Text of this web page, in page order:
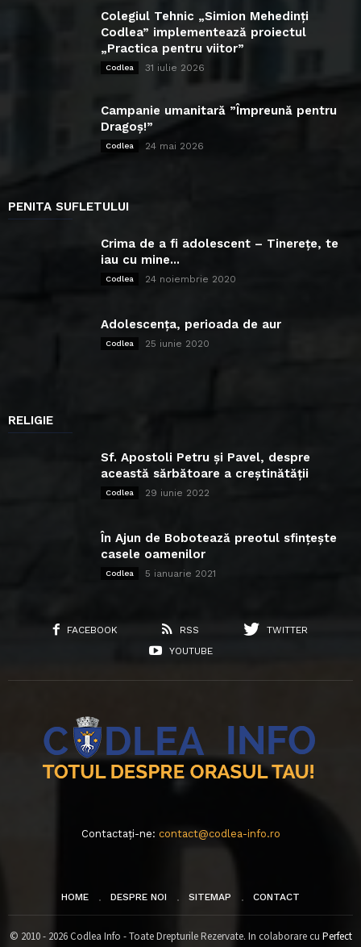
Colegiul Tehnic „Simion Mehedinți
Codlea” implementează proiectul
„Practica pentru viitor”
Codlea 31 iulie 2026
Campanie umanitară ”Împreună pentru
Dragoș!”
Codlea 24 mai 2026
PENITA SUFLETULUI
Crima de a fi adolescent – Tinerețe, te
iau cu mine...
Codlea 24 noiembrie 2020
Adolescența, perioada de aur
Codlea 25 iunie 2020
RELIGIE
Sf. Apostoli Petru și Pavel, despre
această sărbătoare a creștinătății
Codlea 29 iunie 2022
În Ajun de Bobotează preotul sfințește
casele oamenilor
Codlea 5 ianuarie 2021
FACEBOOK RSS
TWITTER
YOUTUBE
Contactați-ne: contact@codlea-info.ro
HOME DESPRE NOI SITEMAP CONTACT
© 2010 - 2026 Codlea Info - Toate Drepturile Rezervate. In colaborare cu Perfect